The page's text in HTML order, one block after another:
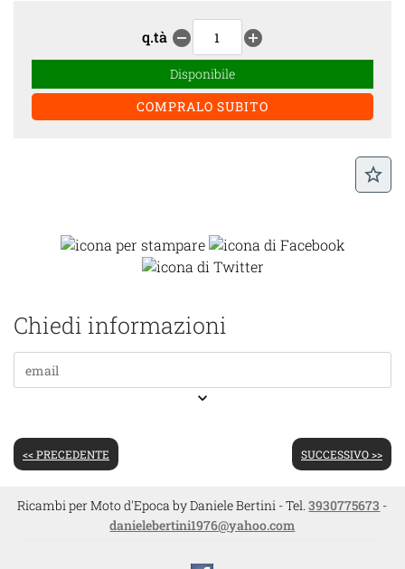
q.tà remove_circle add_circle
Disponibile
star_border
Chiedi informazioni
keyboard_arrow_down
<< PRECEDENTE SUCCESSIVO >>
Ricambi per Moto d'Epoca by Daniele Bertini - Tel.3930775673 -
danielebertini1976@yahoo.com